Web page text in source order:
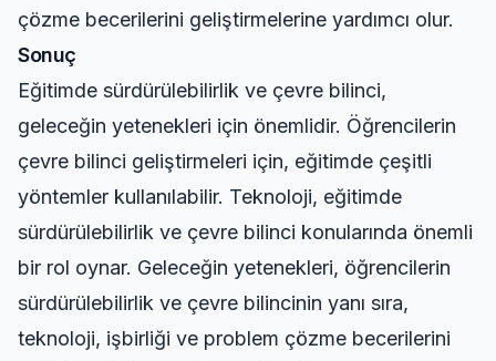
çözme becerilerini geliştirmelerine yardımcı olur.
Sonuç
Eğitimde sürdürülebilirlik ve çevre bilinci,
geleceğin yetenekleri için önemlidir. Öğrencilerin
çevre bilinci geliştirmeleri için, eğitimde çeşitli
yöntemler kullanılabilir. Teknoloji, eğitimde
sürdürülebilirlik ve çevre bilinci konularında önemli
bir rol oynar. Geleceğin yetenekleri, öğrencilerin
sürdürülebilirlik ve çevre bilincinin yanı sıra,
teknoloji, işbirliği ve problem çözme becerilerini